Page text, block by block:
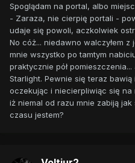
Spoglądam na portal, albo
- Zaraza, nie cierpię portali -
udaje się powoli, aczkolwiek
No cóż... niedawno walczyłem
mnie wszystko po tamtym
praktycznie pół
Starlight. Pewnie się teraz
oczekując i niecierpliwiąc się na
iż niemal od razu mnie zabiją
czasu jestem?